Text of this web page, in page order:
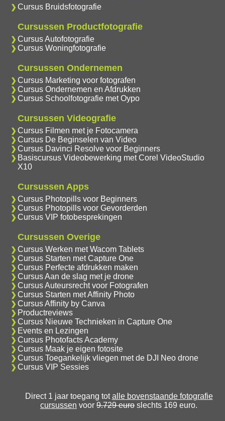
Cursus Bruidsfotografie
Cursussen Productfotografie
Cursus Autofotografie
Cursus Woningfotografie
Cursussen Ondernemen
Cursus Marketing voor fotografen
Cursus Ondernemen en Afdrukken
Cursus Schoolfotografie met Oypo
Cursussen Videografie
Cursus Filmen met je Fotocamera
Cursus De Beginselen van Video
Cursus Davinci Resolve voor Beginners
Basiscursus Videobewerking met Corel VideoStudio
X10
Cursussen Apps
Cursus Photopills voor Beginners
Cursus Photopills voor Gevorderden
Cursus VIP fotobesprekingen
Cursussen Overige
Cursus Werken met Wacom Tablets
Cursus Starten met Capture One
Cursus Perfecte afdrukken maken
Cursus Aan de slag met je drone
Cursus Auteursrecht voor Fotografen
Cursus Starten met Affinity Photo
Cursus Affinity by Canva
Productreviews
Cursus Nieuwe Technieken in Capture One
Events en Lezingen
Cursus Photofacts Academy
Cursus Maak je eigen fotosite
Cursus Toegankelijk vliegen met de DJI Neo drone
Cursus VIP Sessies
Direct 1 jaar toegang totalle bovenstaande fotografie
cursussen voor 9.729 euro slechts 169 euro.